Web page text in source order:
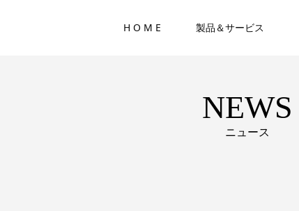
H O M E 製品＆サービス
NEWS
ニュース